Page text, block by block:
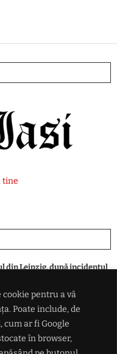
pentru a vă
Poate include, de
cum ar fi Google
în browser,
tine
din Leipzig, după incidentul
critice. Finanțare